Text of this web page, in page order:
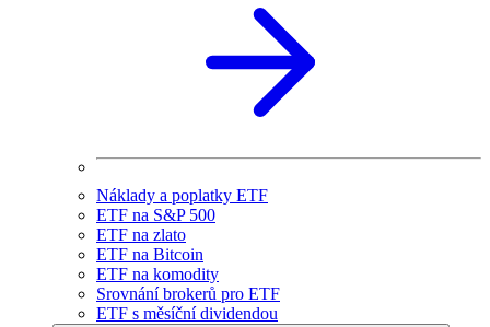
Náklady a poplatky ETF
ETF na S&P 500
ETF na zlato
ETF na Bitcoin
ETF na komodity
Srovnání brokerů pro ETF
ETF s měsíční dividendou